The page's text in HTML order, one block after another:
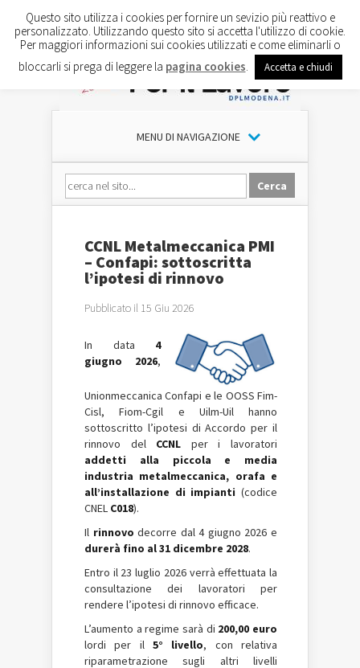
MENU DI NAVIGAZIONE
CCNL Metalmeccanica PMI
– Confapi: sottoscritta
l’ipotesi di rinnovo
Pubblicato il 15 Giu 2026
In data 4
giugno 2026,
Unionmeccanica Confapi e le OOSS Fim-
Cisl, Fiom-Cgil e Uilm-Uil hanno
sottoscritto l’ipotesi di Accordo per il
rinnovo del CCNL per i lavoratori
addetti alla piccola e media
industria metalmeccanica, orafa e
all’installazione di impianti (codice
CNEL C018).
Il rinnovo decorre dal 4 giugno 2026 e
durerà fino al 31 dicembre 2028.
Entro il 23 luglio 2026 verrà effettuata la
consultazione dei lavoratori per
rendere l’ipotesi di rinnovo efficace.
L’aumento a regime sarà di 200,00 euro
lordi per il 5° livello, con relativa
riparametrazione sugli altri livelli
Questo sito utilizza i cookies per fornire un sevizio più reattivo e
personalizzato. Utilizzando questo sito si accetta l'utilizzo di cookie.
Per maggiori informazioni sui cookies utilizzati e come eliminarli o
bloccarli si prega di leggere la pagina cookies Accetta e chiudi